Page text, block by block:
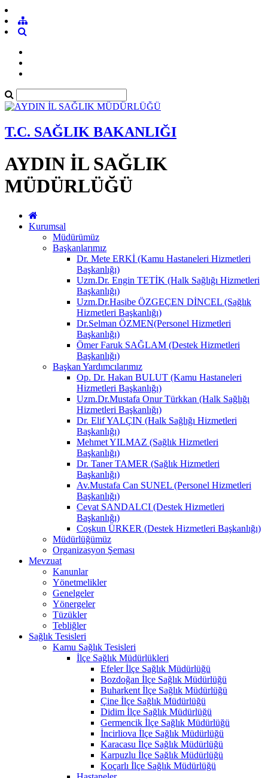
T.C. SAĞLIK BAKANLIĞI
AYDIN İL SAĞLIK
MÜDÜRLÜĞÜ
Kurumsal
Müdürümüz
Başkanlarımız
Dr. Mete ERKİ (Kamu Hastaneleri Hizmetleri
Başkanlığı)
Uzm.Dr. Engin TETİK (Halk Sağlığı Hizmetleri
Başkanlığı)
Uzm.Dr.Hasibe ÖZGEÇEN DİNCEL (Sağlık
Hizmetleri Başkanlığı)
Dr.Selman ÖZMEN(Personel Hizmetleri
Başkanlığı)
Ömer Faruk SAĞLAM (Destek Hizmetleri
Başkanlığı)
Başkan Yardımcılarımız
Op. Dr. Hakan BULUT (Kamu Hastaneleri
Hizmetleri Başkanlığı)
Uzm.Dr.Mustafa Onur Türkkan (Halk Sağlığı
Hizmetleri Başkanlığı)
Dr. Elif YALÇIN (Halk Sağlığı Hizmetleri
Başkanlığı)
Mehmet YILMAZ (Sağlık Hizmetleri
Başkanlığı)
Dr. Taner TAMER (Sağlık Hizmetleri
Başkanlığı)
Av.Mustafa Can SUNEL (Personel Hizmetleri
Başkanlığı)
Cevat SANDALCI (Destek Hizmetleri
Başkanlığı)
Coşkun ÜRKER (Destek Hizmetleri Başkanlığı)
Müdürlüğümüz
Organizasyon Şeması
Mevzuat
Kanunlar
Yönetmelikler
Genelgeler
Yönergeler
Tüzükler
Tebliğler
Sağlık Tesisleri
Kamu Sağlık Tesisleri
İlçe Sağlık Müdürlükleri
Efeler İlçe Sağlık Müdürlüğü
Bozdoğan İlçe Sağlık Müdürlüğü
Buharkent İlçe Sağlık Müdürlüğü
Çine İlçe Sağlık Müdürlüğü
Didim İlçe Sağlık Müdürlüğü
Germencik İlçe Sağlık Müdürlüğü
İncirliova İlçe Sağlık Müdürlüğü
Karacasu İlçe Sağlık Müdürlüğü
Karpuzlu İlçe Sağlık Müdürlüğü
Koçarlı İlçe Sağlık Müdürlüğü